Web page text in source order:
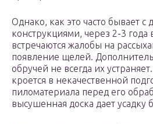
Однако, как это часто бывает
конструкциями, через 2-3 года
встречаются жалобы на
появление щелей.
обручей не всегда их
кроется в некачественной
пиломатериала перед его
высушенная доска дает усадку